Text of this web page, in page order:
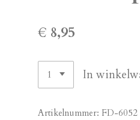
€ 8,95
In
Artikelnummer: FD-6052